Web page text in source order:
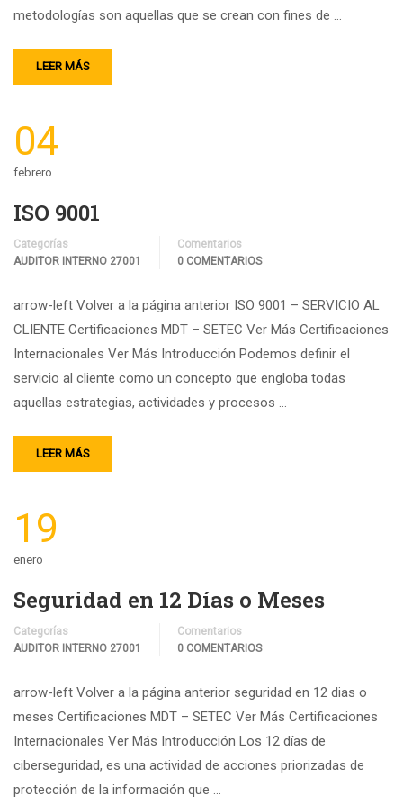
metodologías son aquellas que se crean con fines de …
LEER MÁS
04
febrero
ISO 9001
Categorías
AUDITOR INTERNO 27001
Comentarios
0 COMENTARIOS
arrow-left Volver a la página anterior ISO 9001 – SERVICIO AL
CLIENTE Certificaciones MDT – SETEC Ver Más Certificaciones
Internacionales Ver Más Introducción Podemos definir el
servicio al cliente como un concepto que engloba todas
aquellas estrategias, actividades y procesos …
LEER MÁS
19
enero
Seguridad en 12 Días o Meses
Categorías
AUDITOR INTERNO 27001
Comentarios
0 COMENTARIOS
arrow-left Volver a la página anterior seguridad en 12 dias o
meses Certificaciones MDT – SETEC Ver Más Certificaciones
Internacionales Ver Más Introducción Los 12 días de
ciberseguridad, es una actividad de acciones priorizadas de
protección de la información que …